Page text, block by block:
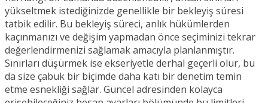
yükseltmek istediğinizde genellikle bir bekleyiş süresi
tatbik edilir. Bu bekleyiş süreci, anlık hükümlerden
kaçınmanızı ve değişim yapmadan önce seçiminizi tekrar
değerlendirmenizi sağlamak amacıyla planlanmıştır.
Sınırları düşürmek ise ekseriyetle derhal geçerli olur, bu
da size çabuk bir biçimde daha katı bir denetim temin
etme esnekliği sağlar. Güncel adresinden kolayca